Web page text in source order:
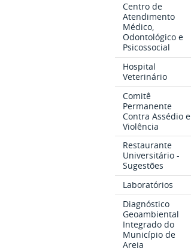
Centro de
Atendimento
Médico,
Odontológico e
Psicossocial
Hospital
Veterinário
Comitê
Permanente
Contra Assédio e
Violência
Restaurante
Universitário -
Sugestões
Laboratórios
Diagnóstico
Geoambiental
Integrado do
Município de
Areia